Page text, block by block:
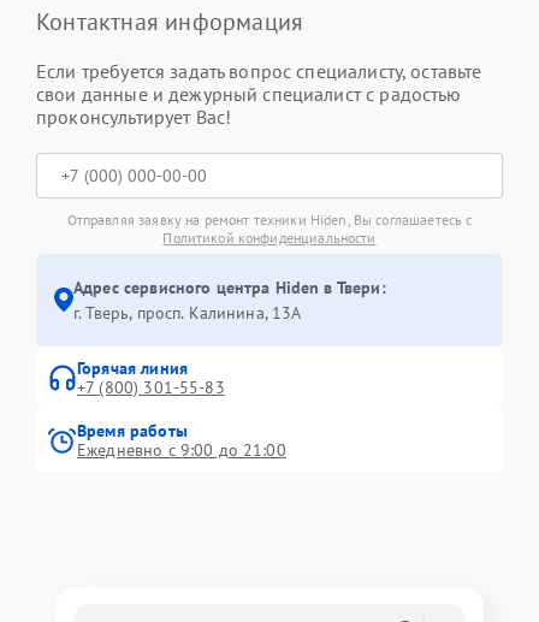
Контактная информация
Если требуется задать вопрос специалисту, оставьте
свои данные и дежурный специалист с радостью
проконсультирует Вас!
Отправляя заявку на ремонт техники Hiden, Вы соглашаетесь с
Политикой конфиденциальности
Адрес сервисного центра Hiden в Твери:
г. Тверь, просп. Калинина, 13А
Горячая линия
+7 (800) 301-55-83
Время работы
Ежедневно с 9:00 до 21:00